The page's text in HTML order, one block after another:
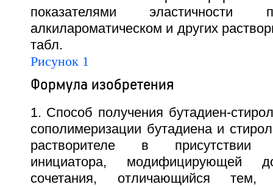
показателями
алкилароматическом и других
табл.
Рисунок 1
Формула изобретения
1. Способ получения бутадиен-
сополимеризации бутадиена и
растворителе в присутствии
инициатора, модифицирующей
сочетания, отличающийся